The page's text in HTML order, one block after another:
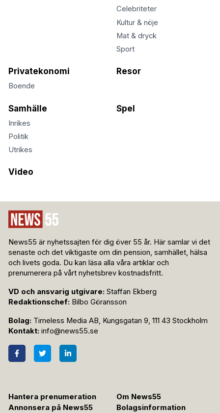
Celebriteter
Kultur & nöje
Mat & dryck
Sport
Privatekonomi
Boende
Resor
Samhälle
Inrikes
Politik
Utrikes
Spel
Video
News55 är nyhetssajten för dig över 55 år. Här samlar vi det
senaste och det viktigaste om din pension, samhället, hälsa
och livets goda. Du kan läsa alla våra artiklar och
prenumerera på vårt nyhetsbrev kostnadsfritt.
VD och ansvarig utgivare: Staffan Ekberg
Redaktionschef: Bilbo Göransson
Bolag: Timeless Media AB, Kungsgatan 9, 111 43 Stockholm
Kontakt: info@news55.se
Hantera prenumeration
Om News55
Annonsera på News55
Bolagsinformation